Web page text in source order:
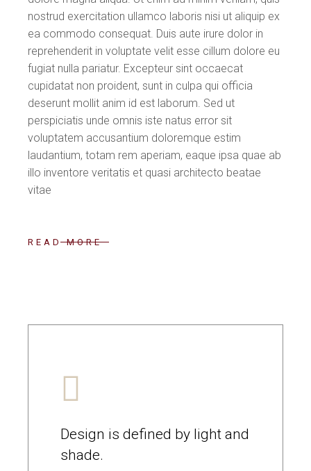
nostrud exercitation ullamco laboris nisi ut aliquip ex
ea commodo consequat. Duis aute irure dolor in
reprehenderit in voluptate velit esse cillum dolore eu
fugiat nulla pariatur. Excepteur sint occaecat
cupidatat non proident, sunt in culpa qui officia
deserunt mollit anim id est laborum. Sed ut
perspiciatis unde omnis iste natus error sit
voluptatem accusantium doloremque estim
laudantium, totam rem aperiam, eaque ipsa quae ab
illo inventore veritatis et quasi architecto beatae
vitae
READ MORE
Design is defined by light and
shade.